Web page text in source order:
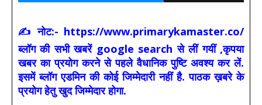
✍ नोट:- https://www.primarykamaster.co/
ब्लॉग की सभी खबरें google search से लीं गयीं ,कृपया
खबर का प्रयोग करने से पहले वैधानिक पुष्टि अवश्य कर लें.
इसमें ब्लॉग एडमिन की कोई जिम्मेदारी नहीं है. पाठक ख़बरे के
प्रयोग हेतु खुद जिम्मेदार होगा.